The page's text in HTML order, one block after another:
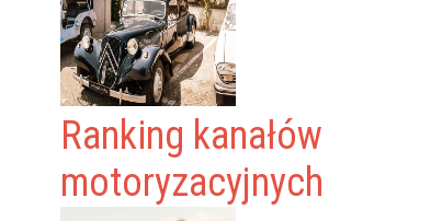
Ranking kanałów
motoryzacyjnych